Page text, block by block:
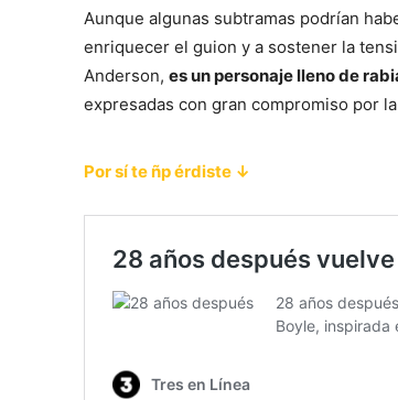
Aunque algunas subtramas podrían
enriquecer el guion y a sostener la
Anderson, es un personaje lleno de
expresadas con gran compromiso por
Por sí te ñp érdiste ↓